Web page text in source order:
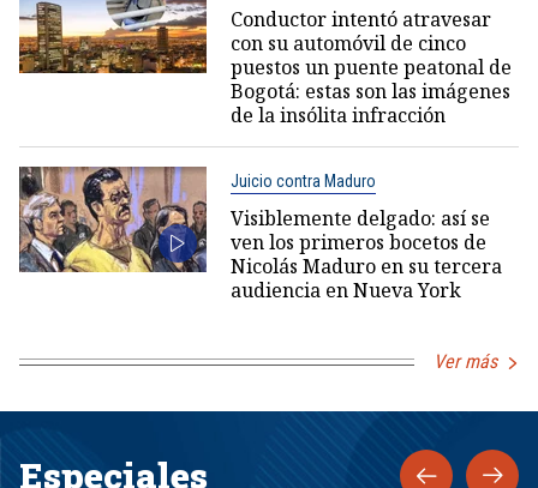
Conductor intentó atravesar
con su automóvil de cinco
puestos un puente peatonal de
Bogotá: estas son las imágenes
de la insólita infracción
Juicio contra Maduro
Visiblemente delgado: así se
ven los primeros bocetos de
Nicolás Maduro en su tercera
audiencia en Nueva York
Ver más
Especiales